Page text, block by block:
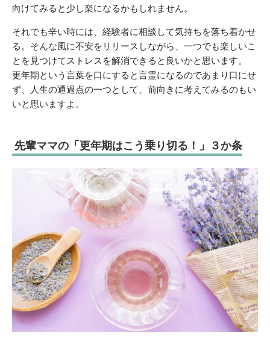
向けてみると少し楽になるかもしれません。
それでも辛い時には、経験者に相談して気持ちを落ち着かせ
る。そんな風に不安をリリースしながら、一つでも楽しいこ
とを見つけてストレスを解消できると良いかと思います。
更年期という言葉を口にすると言霊になるのであまり口にせ
ず、人生の通過点の一つとして、前向きに考えてみるのもい
いと思いますよ。
先輩ママの「更年期はこう乗り切る！」３か条